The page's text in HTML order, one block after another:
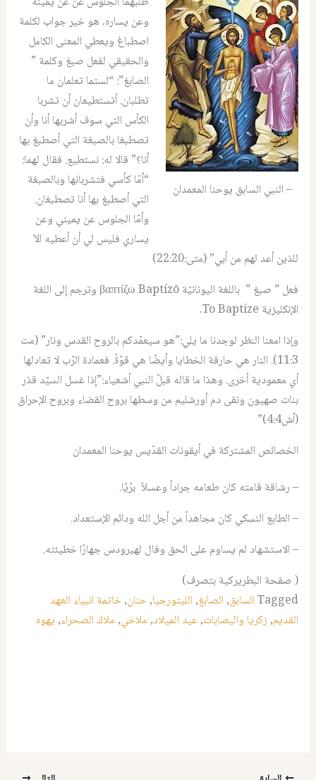
– النبي السابق يوحنا المعمدان
وعن يساره، هو خير جواب لكلمة
اصطباغ ويعطي المعنى الكامل
والحقيقي لفعل صبغ وكلمة ”
الصابغ”: “لستما تعلمان ما
تطلبان. أتستطيعان أن تشربا
الكأس التي سوف أشربها أنا وأن
تصطبغا بالصبغة التي أصطبغ بها
أنا؟” قالا له: نستطيع. فقال لهما:
“أمّا كأسي فتشربانها وبالصبغة
التي أصطبغ بها أنا تصطبغان.
وأمّا الجلوس عن يميني وعن
يساري فليس لي أن أعطيه الاّ
للذين أعد لهم من أبي” (متى:22:20)
فعل ” صبغ ” باللغة اليونانيّة βαπτίζω Baptízō وترجم إلى اللغة
الإنكليزية To Baptize.
وإذا امعنا النظر لوجدنا ما يلي:”هو سيعمّدكم بالروح القدس ونار” (مت
11:3). النار هي حارقة الخطايا وأيضًا هي قوّةً. فعمادة الرّب لا تعادلها
أي معمودية أخرى. وهذا ما قاله قبلً النبي أشعياء:”إذا غسل السيّد قذر
بنات صهيون ونقى دم أورشليم من وسطها بروح القضاء وبروح الإحراق
(أش4:4)”
الخصائص المشتركة في أيقونات القدّيس يوحنا المعمدان
–رشاقة قامته كان طعامه جراداً وعسلاً برّيًا.
– الطابع النسكي كان مجاهداً من أجل الله ودائم الإستعداد.
– الاستشهاد لم يساوم على الحق وفال لهيرودس جهارًا خطيئته.
( صفحة البطريركية بتصرف)
Taggedالسابق,الصابغ,الليتورجيا,حنان,خاتمة انبياء العهد
القديم,زكريا واليصابات,عيد الميلاد,ملاخي,ملاك الصحراء,يهوه